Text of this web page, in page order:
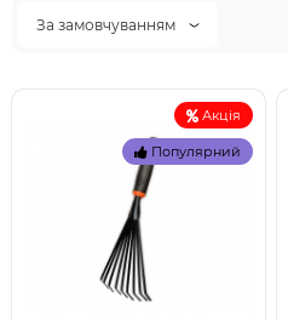
За замовчуванням
Акція
Популярний